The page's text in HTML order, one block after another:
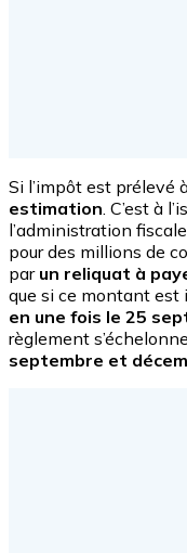
Si l’impôt est prélevé
estimation . C’est à
l’administration
pour des millions de
par un reliquat à
que si ce montant est
en une fois le 25
règlement
septembre et